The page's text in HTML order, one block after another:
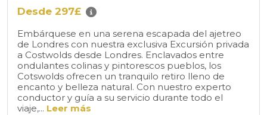
Desde 297£
Embárquese en una serena escapada del ajetreo
de Londres con nuestra exclusiva Excursión privada
a Costwolds desde Londres. Enclavados entre
ondulantes colinas y pintorescos pueblos, los
Cotswolds ofrecen un tranquilo retiro lleno de
encanto y belleza natural. Con nuestro experto
conductor y guía a su servicio durante todo el
viaje,... Leer más